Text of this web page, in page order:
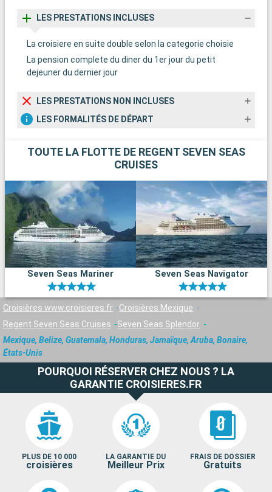
LES PRESTATIONS INCLUSES
La croisiere en suite double selon la categorie choisie
La pension complete du diner du 1er jour du petit
dejeuner du dernier jour
LES PRESTATIONS NON INCLUSES
LES FORMALITÉS DE DÉPART
TOUTE LA FLOTTE DE REGENT SEVEN SEAS
CRUISES
Seven Seas Mariner Seven Seas Navigator
Croisières www.croisieres.fr
Croisières Mexique
Regent Seven Seas Cruises
Seven Seas Splendor
Mexique, Belize, Guatemala, Honduras, Jamaïque, Aruba, Bonaire,
États-Unis
POURQUOI RÉSERVER CHEZ NOUS ? LA
GARANTIE CROISIERES.FR
PLUS DE 10 000
croisières
LA GARANTIE DU
Meilleur Prix
FRAIS DE DOSSIER
Gratuits